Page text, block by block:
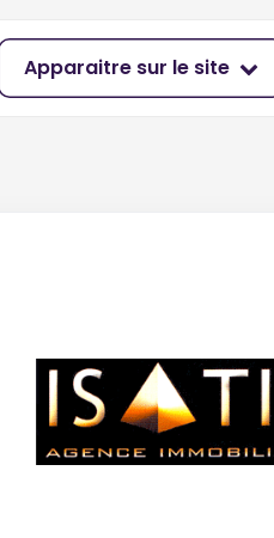
Apparaitre sur le site